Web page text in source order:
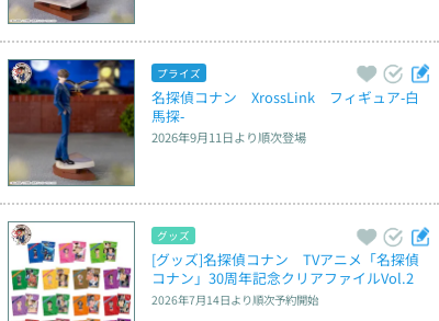
プライズ
名探偵コナン　XrossLink　フィギュア‐白
馬探‐
2026年9月11日より順次登場
グッズ
[グッズ]名探偵コナン　TVアニメ「名探偵
コナン」30周年記念クリアファイルVol.2
2026年7月14日より順次予約開始